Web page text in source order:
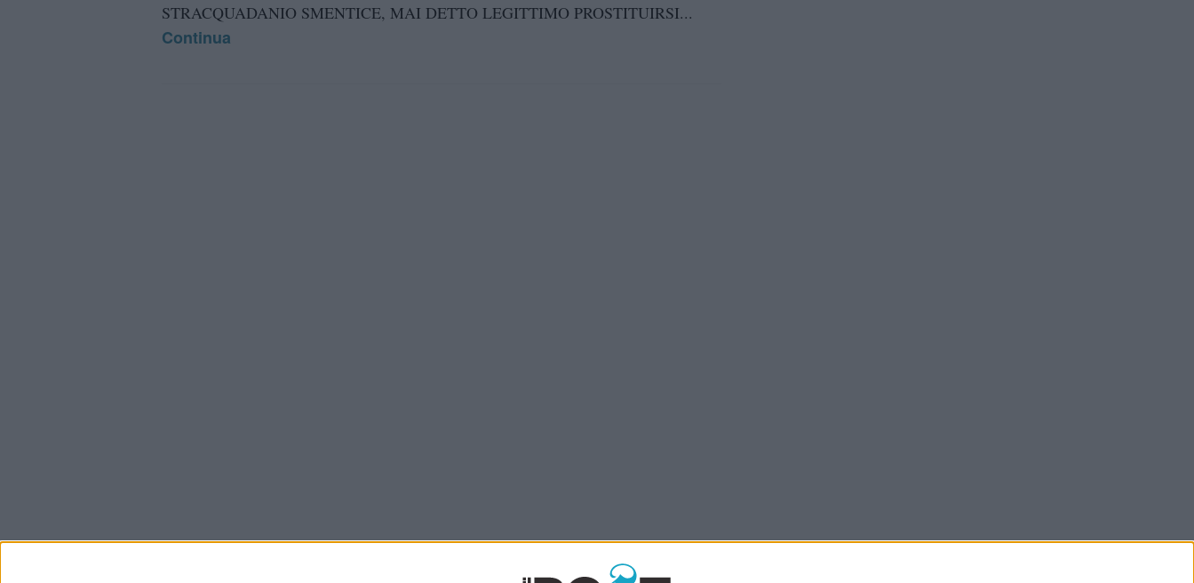
STRACQUADANIO SMENTICE, MAI DETTO LEGITTIMO PROSTITUIRSI...
Continua